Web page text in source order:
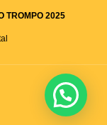
TROMPO 2025